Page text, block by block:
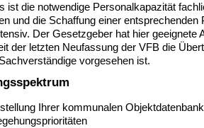
ist die notwendige Personalkapazität
und die Schaffung einer entsprechenden
Der Gesetzgeber hat hier geeignete
der letzten Neufassung der VFB die
vorgesehen ist.
Ihrer kommunalen